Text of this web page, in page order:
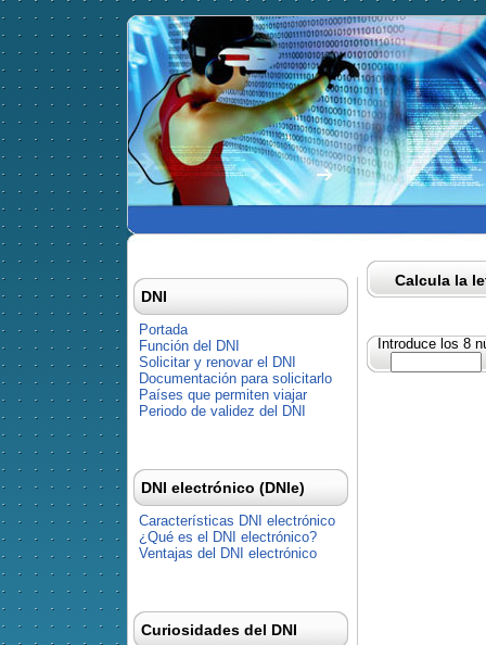
Calcula la
Introduce los 8
DNI
Portada
Función del DNI
Solicitar y renovar el DNI
Documentación para solicitarlo
Países que permiten viajar
Periodo de validez del DNI
DNI electrónico (DNIe)
Características DNI electrónico
¿Qué es el DNI electrónico?
Ventajas del DNI electrónico
Curiosidades del DNI